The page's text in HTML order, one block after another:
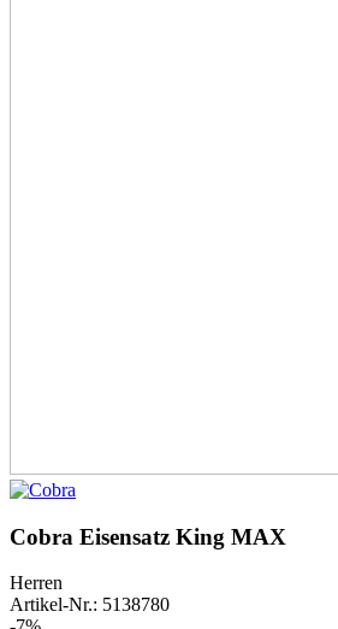
Cobra Eisensatz King MAX
Herren
Artikel-Nr.: 5138780